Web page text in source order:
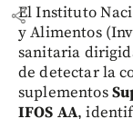
shareEl Instituto
y Alimentos
sanitaria
de detectar la
suplementos
IFOS AA,